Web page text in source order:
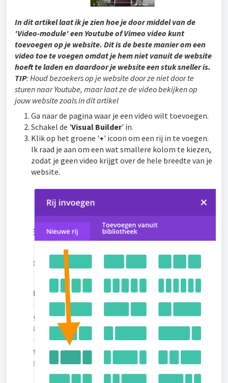
In dit artikel laat ik je zien hoe je door middel van de
'Video-module' een Youtube of Vimeo video kunt
toevoegen op je website. Dit is de beste manier om een
video toe te voegen omdat je hem niet vanuit de website
hoeft te laden en daardoor je website een stuk sneller is.
TIP: Houd bezoekers op je website door ze niet door te
sturen naar Youtube, maar laat ze de video bekijken op
jouw website zoals in dit artikel
Ga naar de pagina waar je een video wilt toevoegen.
Schakel de 'Visual Builder' in.
Klik op het groene '+' icoon om een rij in te voegen.
Ik raad je aan om een wat smallere kolom te kiezen,
zodat je geen video krijgt over de hele breedte van je
website.